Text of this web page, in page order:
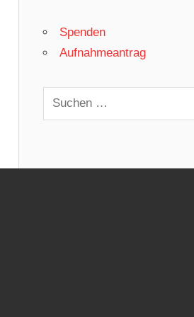
Spenden
Aufnahmeantrag
Suchen
nach: